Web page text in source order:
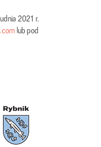
2021 r.
lub pod